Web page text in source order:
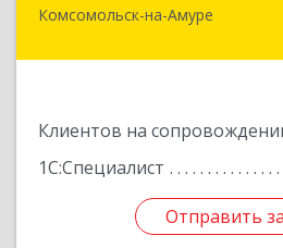
Комсомольск-на-Амуре
Клиентов на
1С:Специалист
Отправить
681000, Хабаровский
Отправить